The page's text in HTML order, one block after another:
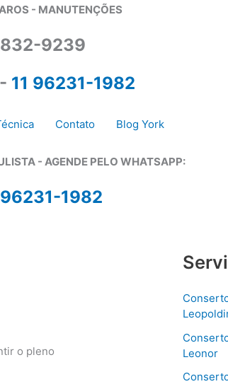
- MANUTENÇÕES
9239
- 11 96231-1982
Contato Blog York
- AGENDE PELO WHATSAPP:
96231-1982
o pleno
Leonor